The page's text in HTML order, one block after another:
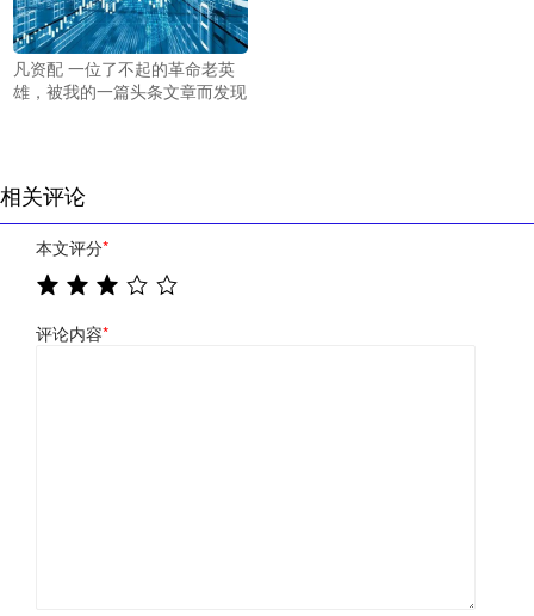
凡资配 一位了不起的革命老英
雄，被我的一篇头条文章而发现
相关评论
本文评分*
评论内容*